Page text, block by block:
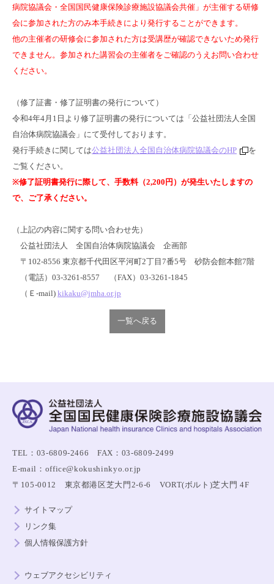
病院協議会・全国国民健康保険診療施設協議会共催」が主催する研修
会に参加された方のみ本手続きにより発行することができます。
他の主催者の研修会に参加された方は受講歴が確認できないため発行
できません。参加された講習会の主催者をご確認のうえお問い合わせ
ください。
（修了証書・修了証明書の発行について）
令和4年4月1日より修了証明書の発行については「公益社団法人全国
自治体病院協議会」にて受付しております。
発行手続きに関しては公益社団法人全国自治体病院協議会のHP
を
ご覧ください。
※修了証明書発行に際して、手数料（2,200円）が発生いたしますの
で、ご了承ください。
（上記の内容に関する問い合わせ先）
公益社団法人 全国自治体病院協議会 企画部
〒102-8556 東京都千代田区平河町2丁目7番5号 砂防会館本館7階
（電話）03-3261-8557 （FAX）03-3261-1845
（Ｅ-mail) kikaku@jmha.or.jp
一覧へ戻る
TEL：03-6809-2466 FAX：03-6809-2499
E-mail：office@kokushinkyo.or.jp
〒105-0012 東京都港区芝大門2-6-6 VORT(ボルト)芝大門 4F
サイトマップ
リンク集
個人情報保護方針
ウェブアクセシビリティ